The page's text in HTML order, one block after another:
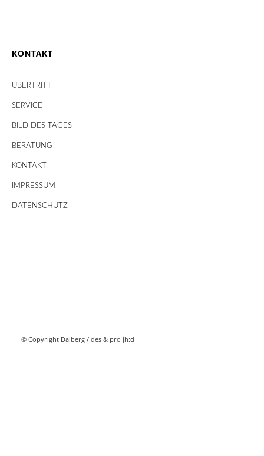
KONTAKT
ÜBERTRITT
SERVICE
BILD DES TAGES
BERATUNG
KONTAKT
IMPRESSUM
DATENSCHUTZ
© Copyright Dalberg / des & pro jh:d